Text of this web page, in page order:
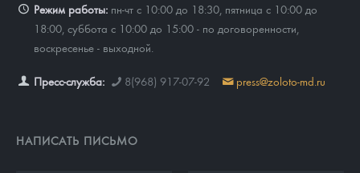
Режим работы: пн-чт с 10:00 до 18:30, пятница с 10:00 до
18:00, суббота с 10:00 до 15:00 - по договоренности,
воскресенье - выходной.
Пресс-служба: 8(968) 917-07-92 press@zoloto-md.ru
НАПИСАТЬ ПИСЬМО